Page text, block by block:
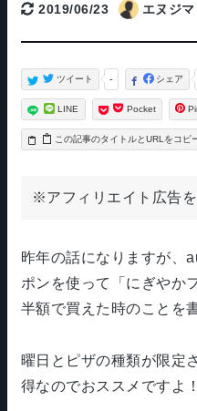
更新日
2019/06/23 エヌジマ
シェア
-
ツイート
LINE Pocket
タイトルとURLをコピ
※アフィリエイト広告
昨年の話になりますが、
ポンを使って「にぎやか
半額で買えた時のことを
曜日とピザの種類が限定
得なのでおススメですよ！